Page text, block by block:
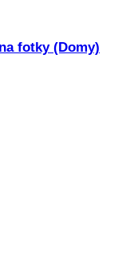
fotky (Domy)